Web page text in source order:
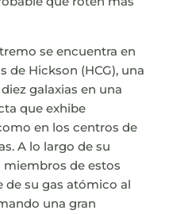
se encuentra en
de Hickson (HCG), una
galaxias en una
que exhibe
en los centros de
A lo largo de su
miembros de estos
de su gas atómico al
una gran